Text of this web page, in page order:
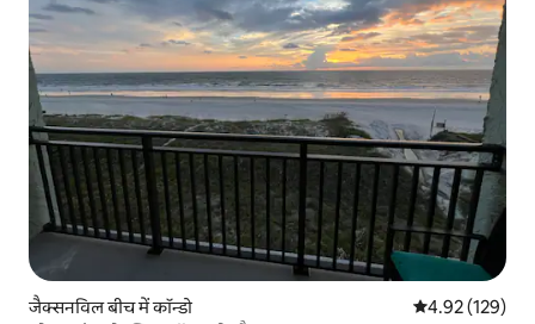
जैक्सनविल बीच में कॉन्डो औसत रेटिंग 5 में से
4.92 (129)